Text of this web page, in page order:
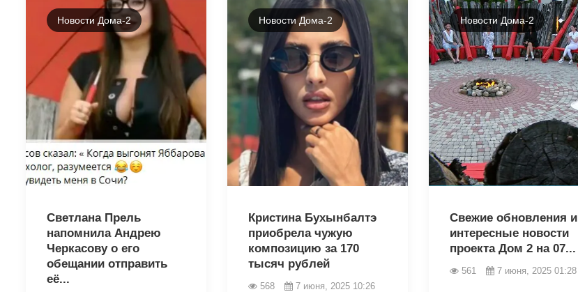
Новости Дома-2
Светлана Прель
напомнила Андрею
Черкасову о его
обещании отправить
её...
Новости Дома-2
Кристина Бухынбалтэ
приобрела чужую
композицию за 170
тысяч рублей
568 7 июня, 2025 10:26
Новости Дома-2
Свежие обновления и
интересные новости
проекта Дом 2 на 07...
561 7 июня, 2025 01:28